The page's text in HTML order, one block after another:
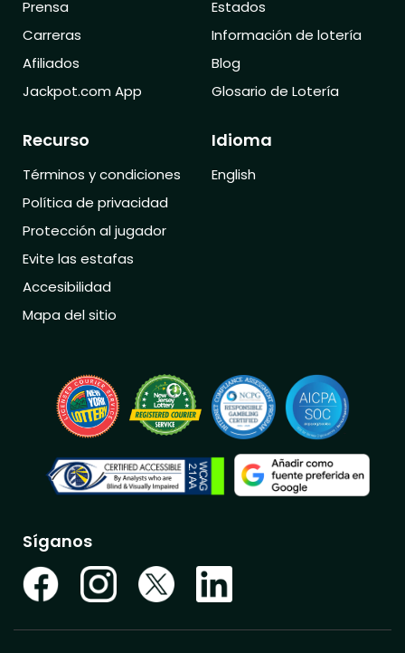
Prensa
Carreras
Afiliados
Jackpot.com App
Estados
Información de lotería
Blog
Glosario de Lotería
Recurso
Términos y condiciones
Política de privacidad
Protección al jugador
Evite las estafas
Accesibilidad
Mapa del sitio
Idioma
English
Síganos